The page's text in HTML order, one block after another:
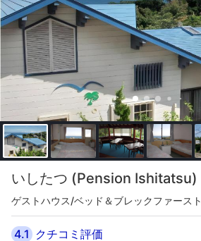
いしたつ (Pension Ishitatsu)
ゲストハウス/ベッド＆ブレックファースト
4.1 クチコミ評価